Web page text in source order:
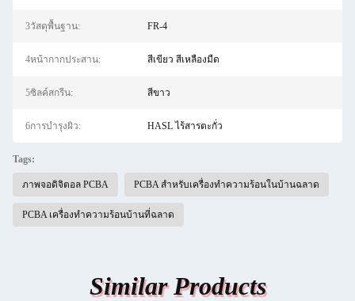
3วัสดุพื้นฐาน: FR-4
4หน้ากากประสาน: สีเขียว สีเหลืองมืด
5ซิลค์สกรีน: สีขาว
6การบํารุงผิว: HASL ไร้สารตะกั่ว
Tags:
ภาพจอดิจิตอล PCBA PCBA สําหรับเครื่องทําความร้อนในบ้านฉลาด
PCBA เครื่องทําความร้อนบ้านที่ฉลาด
Similar Products